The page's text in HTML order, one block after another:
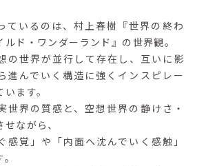
ているのは、村上春樹『世界の終わ
ルド・ワンダーランド』の世界観。
の世界が並行して存在し、互いに影
進んでいく構造に強くインスピレー
ます。
世界の質感と、空想世界の静けさ・
ながら、
感覚」や「内面へ沈んでいく感触」